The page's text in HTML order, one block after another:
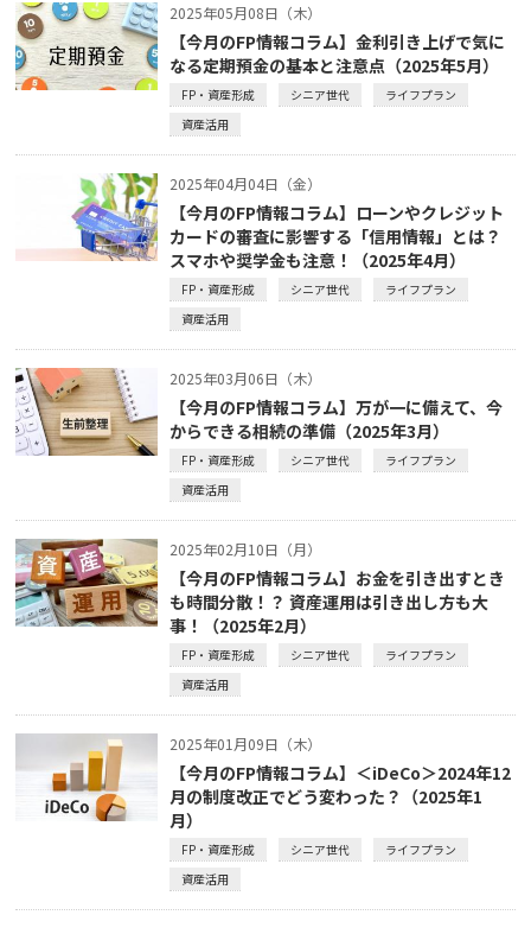
2025年05月08日（木）
【今月のFP情報コラム】金利引き上げで気に
なる定期預金の基本と注意点（2025年5月）
FP・資産形成 シニア世代
ライフプラン
資産活用
2025年04月04日（金）
【今月のFP情報コラム】ローンやクレジット
カードの審査に影響する「信用情報」とは？
スマホや奨学金も注意！（2025年4月）
FP・資産形成 シニア世代
ライフプラン
資産活用
2025年03月06日（木）
【今月のFP情報コラム】万が一に備えて、今
からできる相続の準備（2025年3月）
FP・資産形成 シニア世代
ライフプラン
資産活用
2025年02月10日（月）
【今月のFP情報コラム】お金を引き出すとき
も時間分散！？ 資産運用は引き出し方も大
事！（2025年2月）
FP・資産形成 シニア世代
ライフプラン
資産活用
2025年01月09日（木）
【今月のFP情報コラム】＜iDeCo＞2024年12
月の制度改正でどう変わった？（2025年1
月）
FP・資産形成 シニア世代
ライフプラン
資産活用